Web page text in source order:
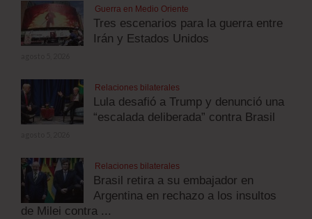
Guerra en Medio Oriente
Tres escenarios para la guerra entre
Irán y Estados Unidos
Relaciones bilaterales
Lula desafió a Trump y denunció una
“escalada deliberada” contra Brasil
Relaciones bilaterales
Brasil retira a su embajador en
Argentina en rechazo a los insultos
de Milei contra ...